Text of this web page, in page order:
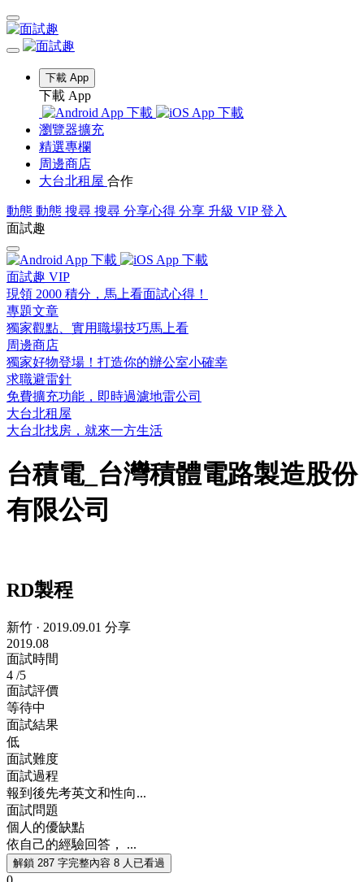
下載 App
下載 App
瀏覽器擴充
精選專欄
周邊商店
大台北租屋 合作
動態 動態 搜尋 搜尋 分享心得 分享 升級 VIP 登入
面試趣
面試趣 VIP
現領 2000 積分，馬上看面試心得！
專題文章
獨家觀點、實用職場技巧馬上看
周邊商店
獨家好物登場！打造你的辦公室小確幸
求職避雷針
免費擴充功能，即時過濾地雷公司
大台北租屋
大台北找房，就來一方生活
台積電_台灣積體電路製造股份
有限公司
RD製程
新竹 · 2019.09.01 分享
2019.08
面試時間
4 /5
面試評價
等待中
面試結果
低
面試難度
面試過程
報到後先考英文和性向...
面試問題
個人的優缺點
依自己的經驗回答， ...
解鎖 287 字完整內容 8 人已看過